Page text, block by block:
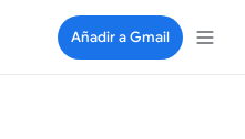
Añadir a Gmail